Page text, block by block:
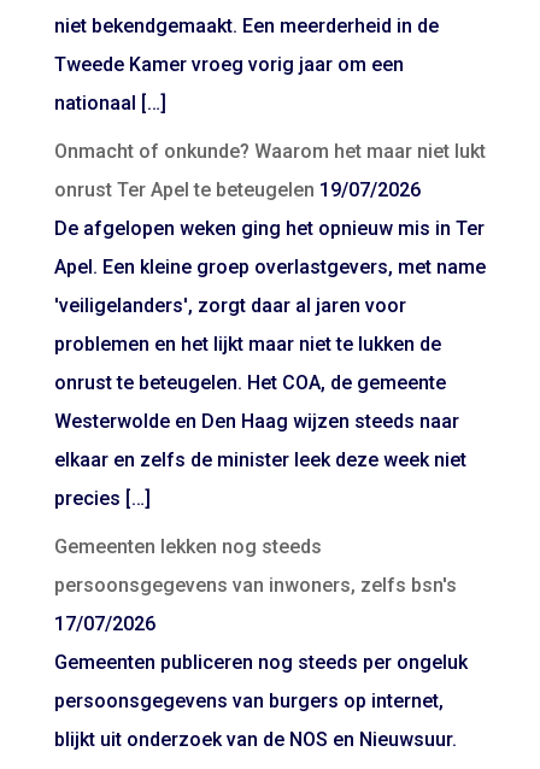
niet bekendgemaakt. Een meerderheid in de
Tweede Kamer vroeg vorig jaar om een
nationaal […]
Onmacht of onkunde? Waarom het maar niet lukt
onrust Ter Apel te beteugelen 19/07/2026
De afgelopen weken ging het opnieuw mis in Ter
Apel. Een kleine groep overlastgevers, met name
'veiligelanders', zorgt daar al jaren voor
problemen en het lijkt maar niet te lukken de
onrust te beteugelen. Het COA, de gemeente
Westerwolde en Den Haag wijzen steeds naar
elkaar en zelfs de minister leek deze week niet
precies […]
Gemeenten lekken nog steeds
persoonsgegevens van inwoners, zelfs bsn's
17/07/2026
Gemeenten publiceren nog steeds per ongeluk
persoonsgegevens van burgers op internet,
blijkt uit onderzoek van de NOS en Nieuwsuur.